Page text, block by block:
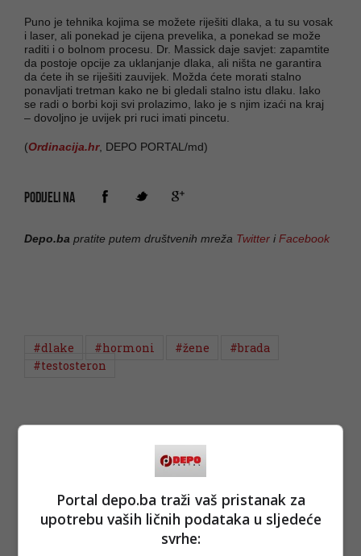
Puno je tehnika kojima se možete riješiti dlaka, a tu su vosak
i laser, ali ponekad je cijena prevelika, a ponekad se može
raditi i o bolnom procesu. Dr. Massick daje savjet: zapamtite
da postoje opcije za uklanjanje dlaka, ali ništa ne garantira
da ćete ih se riješiti zauvijek. Možda ćete morati stalno
ponavljati tretman kako ne bi gledali stalno istu dlaku. Iako
se radi o borbi koji svi prolazimo, lako je s njim izaći na kraj
– dovoljno je uvijek pri ruci imati pincetu.
(Ordinacija.hr, DEPO PORTAL/md)
PODIJELI NA
Depo.ba pratite putem društvenih mreža Twitter iFacebook
#dlake #hormoni #žene
#brada
#testosteron
Portal depo.ba traži vaš pristanak za
upotrebu vaših ličnih podataka u sljedeće
svrhe: